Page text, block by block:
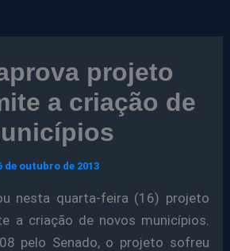
projeto
a criação de
de outubro de 2013
nesta quarta-feira (16) projeto
a criação de novos municípios.
pelo Senado, o projeto sofreu